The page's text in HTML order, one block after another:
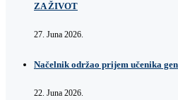
ZA ŽIVOT
27. Juna 2026.
Načelnik održao prijem učenika
22. Juna 2026.